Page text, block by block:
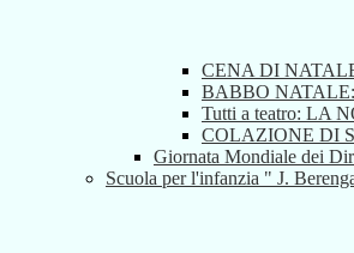
CENA DI
BABBO NATALE:
Tutti a teatro: LA
COLAZIONE DI
Giornata Mondiale dei
Scuola per l'infanzia " J.